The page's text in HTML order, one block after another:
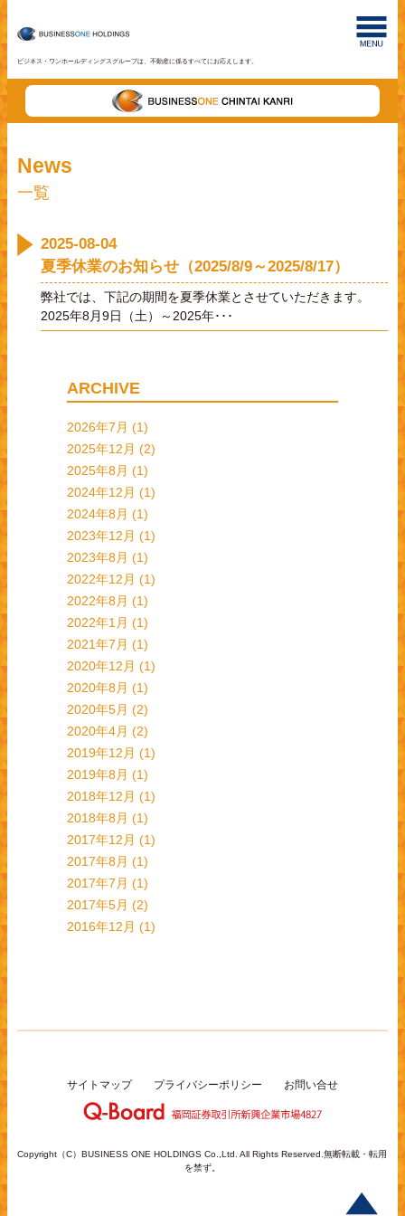
ビジネス・ワンホールディングスグループは、不動産に係るすべてにお応えします。
News
一覧
2025-08-04
夏季休業のお知らせ（2025/8/9～2025/8/17）
弊社では、下記の期間を夏季休業とさせていただきます。
2025年8月9日（土）～2025年･･･
ARCHIVE
2026年7月 (1)
2025年12月 (2)
2025年8月 (1)
2024年12月 (1)
2024年8月 (1)
2023年12月 (1)
2023年8月 (1)
2022年12月 (1)
2022年8月 (1)
2022年1月 (1)
2021年7月 (1)
2020年12月 (1)
2020年8月 (1)
2020年5月 (2)
2020年4月 (2)
2019年12月 (1)
2019年8月 (1)
2018年12月 (1)
2018年8月 (1)
2017年12月 (1)
2017年8月 (1)
2017年7月 (1)
2017年5月 (2)
2016年12月 (1)
サイトマップ プライバシーポリシー お問い合せ
Copyright（C）BUSINESS ONE HOLDINGS Co.,Ltd. All Rights Reserved.無断転載・転用
を禁ず。